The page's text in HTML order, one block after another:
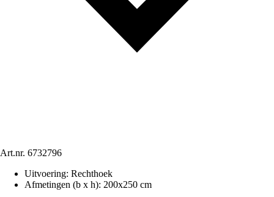
Art.nr. 6732796
Uitvoering: Rechthoek
Afmetingen (b x h): 200x250 cm